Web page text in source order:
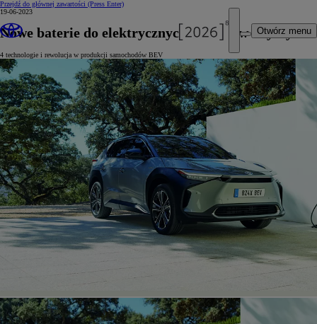
Przejdź do głównej zawartości (Press Enter)
Otwórz menu
19-06-2023
Nowe baterie do elektrycznych pojazdów Toyoty
4 technologie i rewolucja w produkcji samochodów BEV